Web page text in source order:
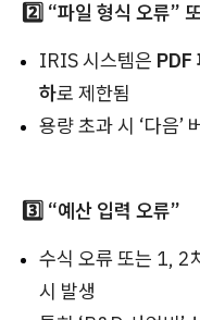
2️⃣ “파일 형식 오류”
IRIS 시스템은 PDF
하로 제한됨
용량 초과 시 ‘다음’
3️⃣ “예산 입력 오류”
수식 오류 또는 1, 2
시 발생